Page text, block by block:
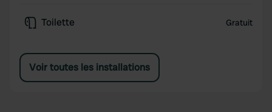
Toilette Gratuit
Voir toutes les installations